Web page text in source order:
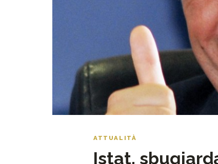
ATTUALITÀ
Istat,